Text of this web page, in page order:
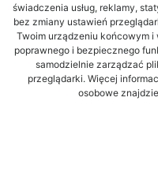
świadczenia usług, reklamy,
bez zmiany ustawień
Twoim urządzeniu końcowym
poprawnego i bezpiecznego
samodzielnie zarządzać
przeglądarki. Więcej
osobowe